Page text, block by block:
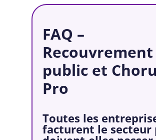
FAQ –
Recouvrement
public et
Pro
Toutes les
facturent le secteur